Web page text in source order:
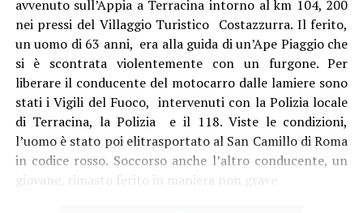
Audio
Player
00:00 00:00
Per il sindacalista, che martedì sedeva al tavolo con
altre due sigle, Cgil e Uil, ci sono due motivi
fondamentali: “Se non si revoca la procedura o si chiude
con un esito positivo la procedura di licenziamento
collettivo, diventa un problema assumere, e qui serve
assumere. Inoltre, se non si fanno interventi usando, in
avvenuto sull’Appia a Terracina intorno al km 104, 200
nei pressi del Villaggio Turistico Costazzurra. Il ferito,
un uomo di 63 anni, era alla guida di un’Ape Piaggio che
si è scontrata violentemente con un furgone. Per
liberare il conducente del motocarro dalle lamiere sono
stati i Vigili del Fuoco, intervenuti con la Polizia locale
di Terracina, la Polizia e il 118. Viste le condizioni,
l’uomo è stato poi elitrasportato al San Camillo di Roma
in codice rosso. Soccorso anche l’altro conducente, un
giovane, rimasto ferito in maniera non grave